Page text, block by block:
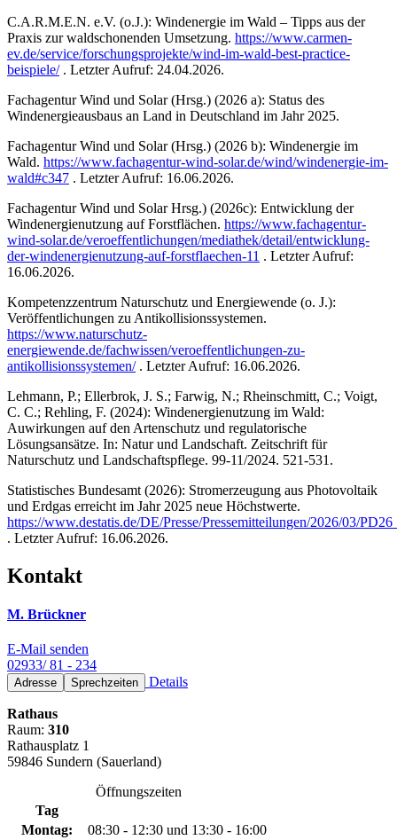
C.A.R.M.E.N. e.V. (o.J.): Windenergie im Wald – Tipps aus der
Praxis zur waldschonenden Umsetzung. https://www.carmen-
ev.de/service/forschungsprojekte/wind-im-wald-best-practice-
beispiele/. Letzter Aufruf: 24.04.2026.
Fachagentur Wind und Solar (Hrsg.) (2026 a): Status des
Windenergieausbaus an Land in Deutschland im Jahr 2025.
Fachagentur Wind und Solar (Hrsg.) (2026 b): Windenergie im
Wald. https://www.fachagentur-wind-solar.de/wind/windenergie-im-
wald#c347 . Letzter Aufruf: 16.06.2026.
Fachagentur Wind und Solar Hrsg.) (2026c): Entwicklung der
Windenergienutzung auf Forstflächen. https://www.fachagentur-
wind-solar.de/veroeffentlichungen/mediathek/detail/entwicklung-
der-windenergienutzung-auf-forstflaechen-11 . Letzter Aufruf:
16.06.2026.
Kompetenzzentrum Naturschutz und Energiewende (o. J.):
Veröffentlichungen zu Antikollisionssystemen.
https://www.naturschutz-
energiewende.de/fachwissen/veroeffentlichungen-zu-
antikollisionssystemen/. Letzter Aufruf: 16.06.2026.
Lehmann, P.; Ellerbrok, J. S.; Farwig, N.; Rheinschmitt, C.; Voigt,
C. C.; Rehling, F. (2024): Windenergienutzung im Wald:
Auwirkungen auf den Artenschutz und regulatorische
Lösungsansätze. In: Natur und Landschaft. Zeitschrift für
Naturschutz und Landschaftspflege. 99-11/2024. 521-531.
Statistisches Bundesamt (2026): Stromerzeugung aus Photovoltaik
und Erdgas erreicht im Jahr 2025 neue Höchstwerte.
https://www.destatis.de/DE/Presse/Pressemitteilungen/2026/03/
. Letzter Aufruf: 16.06.2026.
Kontakt
M. Brückner
E-Mail senden
02933/ 81 - 234
Adresse Sprechzeiten Details
Rathaus
Raum: 310
Rathausplatz 1
59846 Sundern (Sauerland)
Öffnungszeiten
Tag
Montag:
08:30 - 12:30 und 13:30 - 16:00